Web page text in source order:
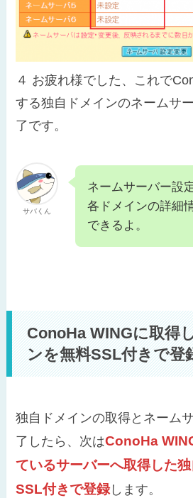
４ お疲れ様でした、これで
する独自ドメインのネームサ
了です。
サバくん
ネームサーバー設
各ドメインの詳細
できるよ。
ConoHa WINGに取得
ンを無料SSL付きで登
独自ドメインの取得とネーム
了したら、次はConoHa
ているサーバーへ取得した
SSL付きで登録します。